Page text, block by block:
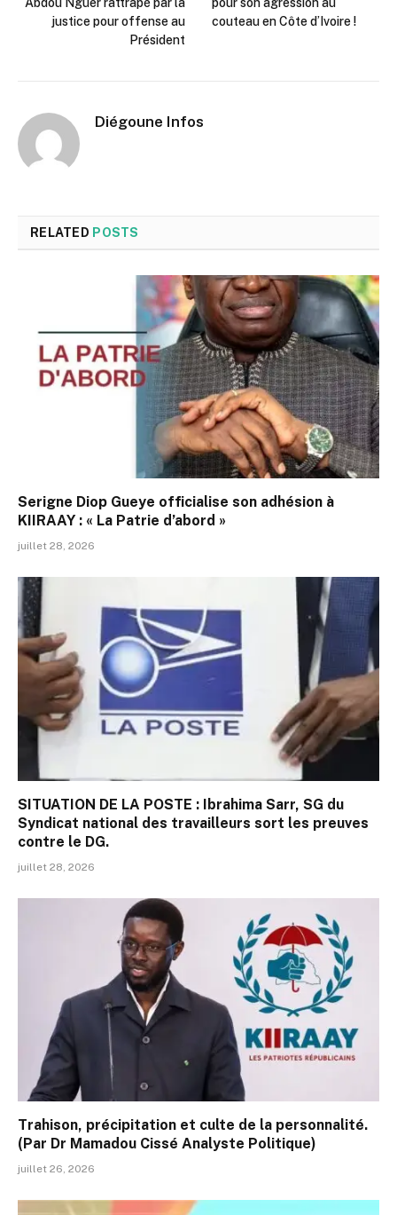
justice pour offense au
Président
couteau en Côte d’Ivoire !
Diégoune Infos
RELATED POSTS
Serigne Diop Gueye officialise son adhésion à
KIIRAAY : « La Patrie d’abord »
juillet 28, 2026
SITUATION DE LA POSTE : Ibrahima Sarr, SG du
Syndicat national des travailleurs sort les preuves
contre le DG.
juillet 28, 2026
Trahison, précipitation et culte de la personnalité.
(Par Dr Mamadou Cissé Analyste Politique)
juillet 26, 2026